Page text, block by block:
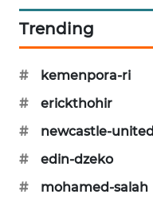
Trending
#
kemenpora-ri
#
erickthohir
#
newcastle-united
#
edin-dzeko
#
mohamed-salah
PLN
MKLI
LKKI